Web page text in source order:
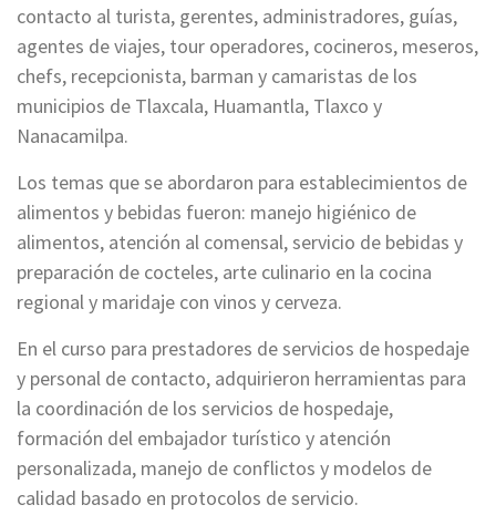
contacto al turista, gerentes, administradores, guías,
agentes de viajes, tour operadores, cocineros, meseros,
chefs, recepcionista, barman y camaristas de los
municipios de Tlaxcala, Huamantla, Tlaxco y
Nanacamilpa.
Los temas que se abordaron para establecimientos de
alimentos y bebidas fueron: manejo higiénico de
alimentos, atención al comensal, servicio de bebidas y
preparación de cocteles, arte culinario en la cocina
regional y maridaje con vinos y cerveza.
En el curso para prestadores de servicios de hospedaje
y personal de contacto, adquirieron herramientas para
la coordinación de los servicios de hospedaje,
formación del embajador turístico y atención
personalizada, manejo de conflictos y modelos de
calidad basado en protocolos de servicio.